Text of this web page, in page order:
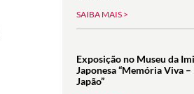
SAIBA MAIS >
Exposição no Museu da
Japonesa “Memória Viva
Japão”